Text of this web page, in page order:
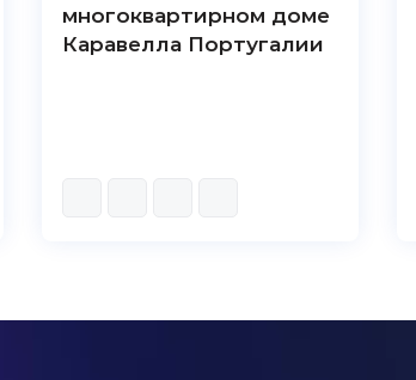
многоквартирном доме
Каравелла Португалии